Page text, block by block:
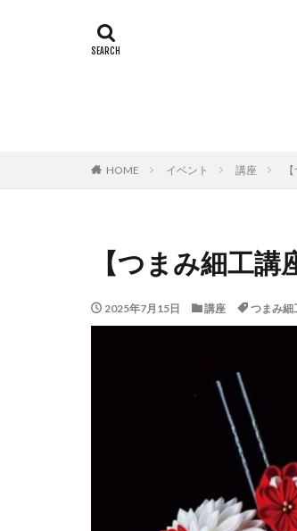
HOME イベント 講座
【つまみ細工
2025年7月15日 講座 つまみ細